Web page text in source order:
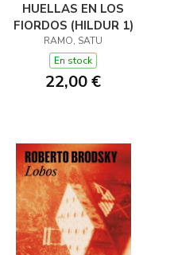
HUELLAS EN LOS
FIORDOS (HILDUR 1)
RAMO, SATU
En stock
22,00 €